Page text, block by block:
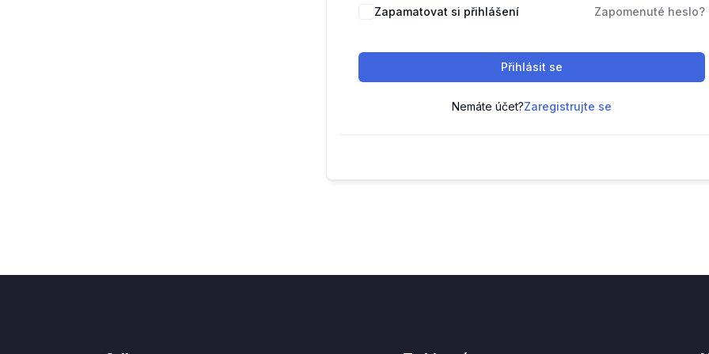
Zapamatovat si přihlášení Zapomenuté heslo?
Přihlásit se
Nemáte účet?Zaregistrujte se